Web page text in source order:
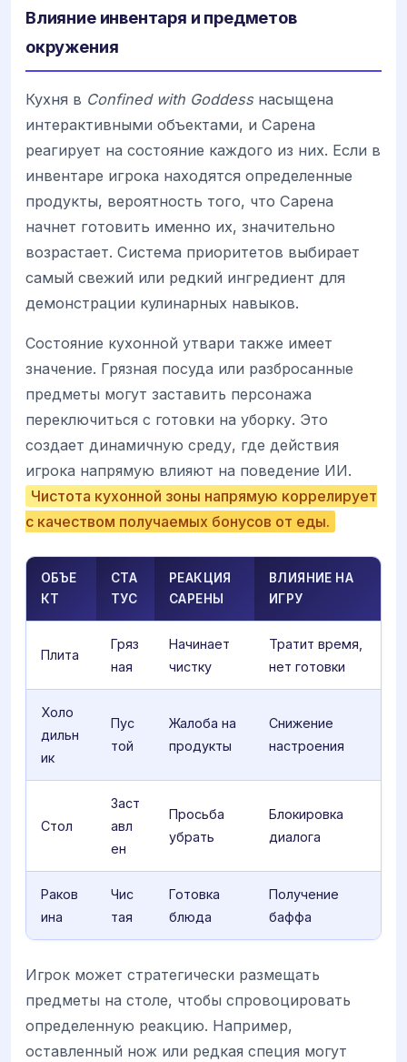
Влияние инвентаря и предметов
окружения
Кухня в Confined with Goddessнасыщена
интерактивными объектами, и Сарена
реагирует на состояние каждого из них. Если в
инвентаре игрока находятся определенные
продукты, вероятность того, что Сарена
начнет готовить именно их, значительно
возрастает. Система приоритетов выбирает
самый свежий или редкий ингредиент для
демонстрации кулинарных навыков.
Состояние кухонной утвари также имеет
значение. Грязная посуда или разбросанные
предметы могут заставить персонажа
переключиться с готовки на уборку. Это
создает динамичную среду, где действия
игрока напрямую влияют на поведение ИИ.
Чистота кухонной зоны напрямую коррелирует
с качеством получаемых бонусов от еды.
ОБЪЕ
КТ
СТА
ТУС
РЕАКЦИЯ
САРЕНЫ
ВЛИЯНИЕ НА
ИГРУ
Плита
Гряз
ная
Начинает
чистку
Тратит время,
нет готовки
Холо
дильн
ик
Пус
той
Жалоба на
продукты
Снижение
настроения
Стол
Заст
авл
ен
Просьба
убрать
Блокировка
диалога
Раков
ина
Чис
тая
Готовка
блюда
Получение
баффа
Игрок может стратегически размещать
предметы на столе, чтобы спровоцировать
определенную реакцию. Например,
оставленный нож или редкая специя могут